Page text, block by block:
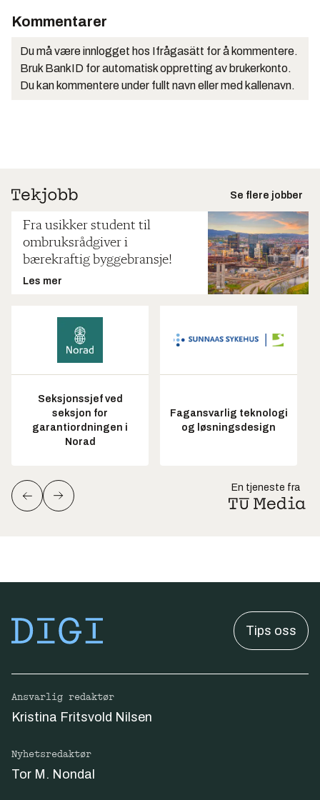
Kommentarer
Du må være innlogget hos Ifrågasätt for å kommentere.
Bruk BankID for automatisk oppretting av brukerkonto.
Du kan kommentere under fullt navn eller med kallenavn.
Se flere jobber
Fra usikker student til
ombruksrådgiver i
bærekraftig byggebransje!
Les mer
Seksjonssjef ved
seksjon for
garantiordningen i
Norad
Fagansvarlig teknologi
og løsningsdesign
En tjeneste fra
Tips oss
Ansvarlig redaktør
Kristina Fritsvold Nilsen
Nyhetsredaktør
Tor M. Nondal